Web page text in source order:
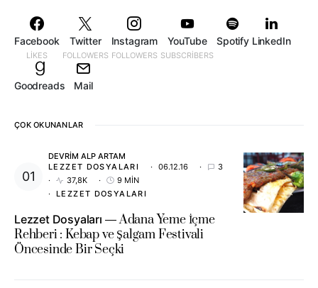
Facebook
LIKES
Twitter
FOLLOWERS
Instagram
FOLLOWERS
YouTube
SUBSCRIBERS
Spotify LinkedIn
Goodreads Mail
ÇOK OKUNANLAR
DEVRIM ALP ARTAM
LEZZET DOSYALARI
06.12.16
3
37,8K
9 MIN
LEZZET DOSYALARI
Lezzet Dosyaları
Adana Yeme İçme
Rehberi : Kebap ve Şalgam Festivali
Öncesinde Bir Seçki